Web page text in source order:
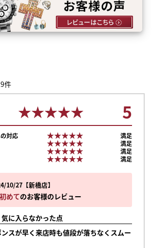
件
10/27 新橋店
初めてのお客様のレビュー
に入らなかった点
スが早く来店時も値段が落ちなくスムー
★★★★★
★★★★★ 5
対応 ★★★★★
★★★★★
満足
★★★★★
★★★★★
満足
★★★★★
★★★★★
満足
★★★★★
★★★★★ 満足
まずは
かんたん30秒でお試し査定